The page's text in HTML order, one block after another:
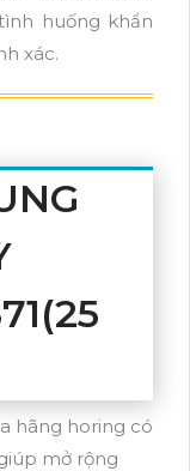
huống khẩn
xác.
hãng horing có
mở rộng